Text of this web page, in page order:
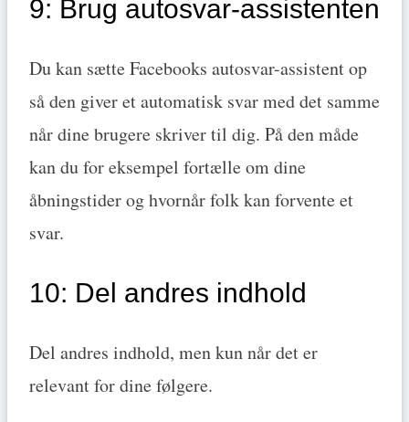
9: Brug autosvar-assistenten
Du kan sætte Facebooks autosvar-assistent op
så den giver et automatisk svar med det samme
når dine brugere skriver til dig. På den måde
kan du for eksempel fortælle om dine
åbningstider og hvornår folk kan forvente et
svar.
10: Del andres indhold
Del andres indhold, men kun når det er
relevant for dine følgere.